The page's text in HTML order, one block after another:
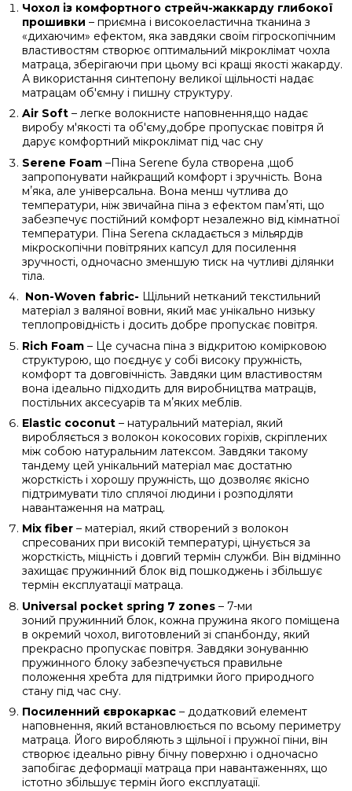
Чохол із комфортного стрейч-жаккарду глибокої
прошивки – приємна і високоеластична тканина з
«дихаючим» ефектом, яка завдяки своїм гігроскопічним
властивостям створює оптимальний мікроклімат чохла
матраца, зберігаючи при цьому всі кращі якості жакарду.
А використання синтепону великої щільності надає
матрацам об'ємну і пишну структуру.
Air Soft – легке волокнисте наповнення,що надає
виробу м'якості та об'єму,добре пропускає повітря й
дарує комфортний мікроклімат під час сну
Serene Foam –Піна Serene була створена ,щоб
запропонувати найкращий комфорт і зручність. Вона
мʼяка, але універсальна. Вона менш чутлива до
температури, ніж звичайна піна з ефектом памʼяті, що
забезпечує постійний комфорт незалежно від кімнатної
температури. Піна Serena складається з мільярдів
мікроскопічни повітряних капсул для посилення
зручності, одночасно зменшую тиск на чутливі ділянки
тіла.
Non-Woven fabric- Щільний нетканий текстильний
матеріал з валяної вовни, який має унікально низьку
теплопровідність і досить добре пропускає повітря.
Rich Foam – Це сучасна піна з відкритою комірковою
структурою, що поєднує у собі високу пружність,
комфорт та довговічність. Завдяки цим властивостям
вона ідеально підходить для виробництва матраців,
постільних аксесуарів та мʼяких меблів.
Elastic coconut – натуральний матеріал, який
виробляється з волокон кокосових горіхів, скріплених
між собою натуральним латексом. Завдяки такому
тандему цей унікальний матеріал має достатню
жорсткість і хорошу пружність, що дозволяє якісно
підтримувати тіло сплячої людини і розподіляти
навантаження на матрац.
Mix fiber – матеріал, який створений з волокон
спресованих при високій температурі, цінується за
жорсткість, міцність і довгий термін служби. Він відмінно
захищає пружинний блок від пошкоджень і збільшує
термін експлуатації матраца.
Universal pocket spring 7 zones – 7-ми
зоний пружинний блок, кожна пружина якого поміщена
в окремий чохол, виготовлений зі спанбонду, який
прекрасно пропускає повітря. Завдяки зонуванню
пружинного блоку забезпечується правильне
положення хребта для підтримки його природного
стану під час сну.
Посиленний єврокаркас – додатковий елемент
наповнення, який встановлюється по всьому периметру
матраца. Його виробляють з щільної і пружної піни, він
створює ідеально рівну бічну поверхню і одночасно
запобігає деформації матраца при навантаженнях, що
істотно збільшує термін його експлуатації.